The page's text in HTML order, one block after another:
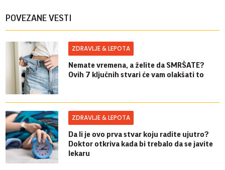
POVEZANE VESTI
ZDRAVLJE & LEPOTA
Nemate vremena, a želite da SMRŠATE?
Ovih 7 ključnih stvari će vam olakšati to
ZDRAVLJE & LEPOTA
Da li je ovo prva stvar koju radite ujutro?
Doktor otkriva kada bi trebalo da se javite
lekaru